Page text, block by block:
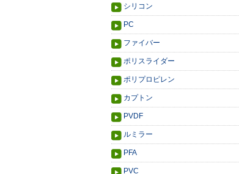
シリコン
PC
ファイバー
ポリスライダー
ポリプロピレン
カプトン
PVDF
ルミラー
PFA
PVC